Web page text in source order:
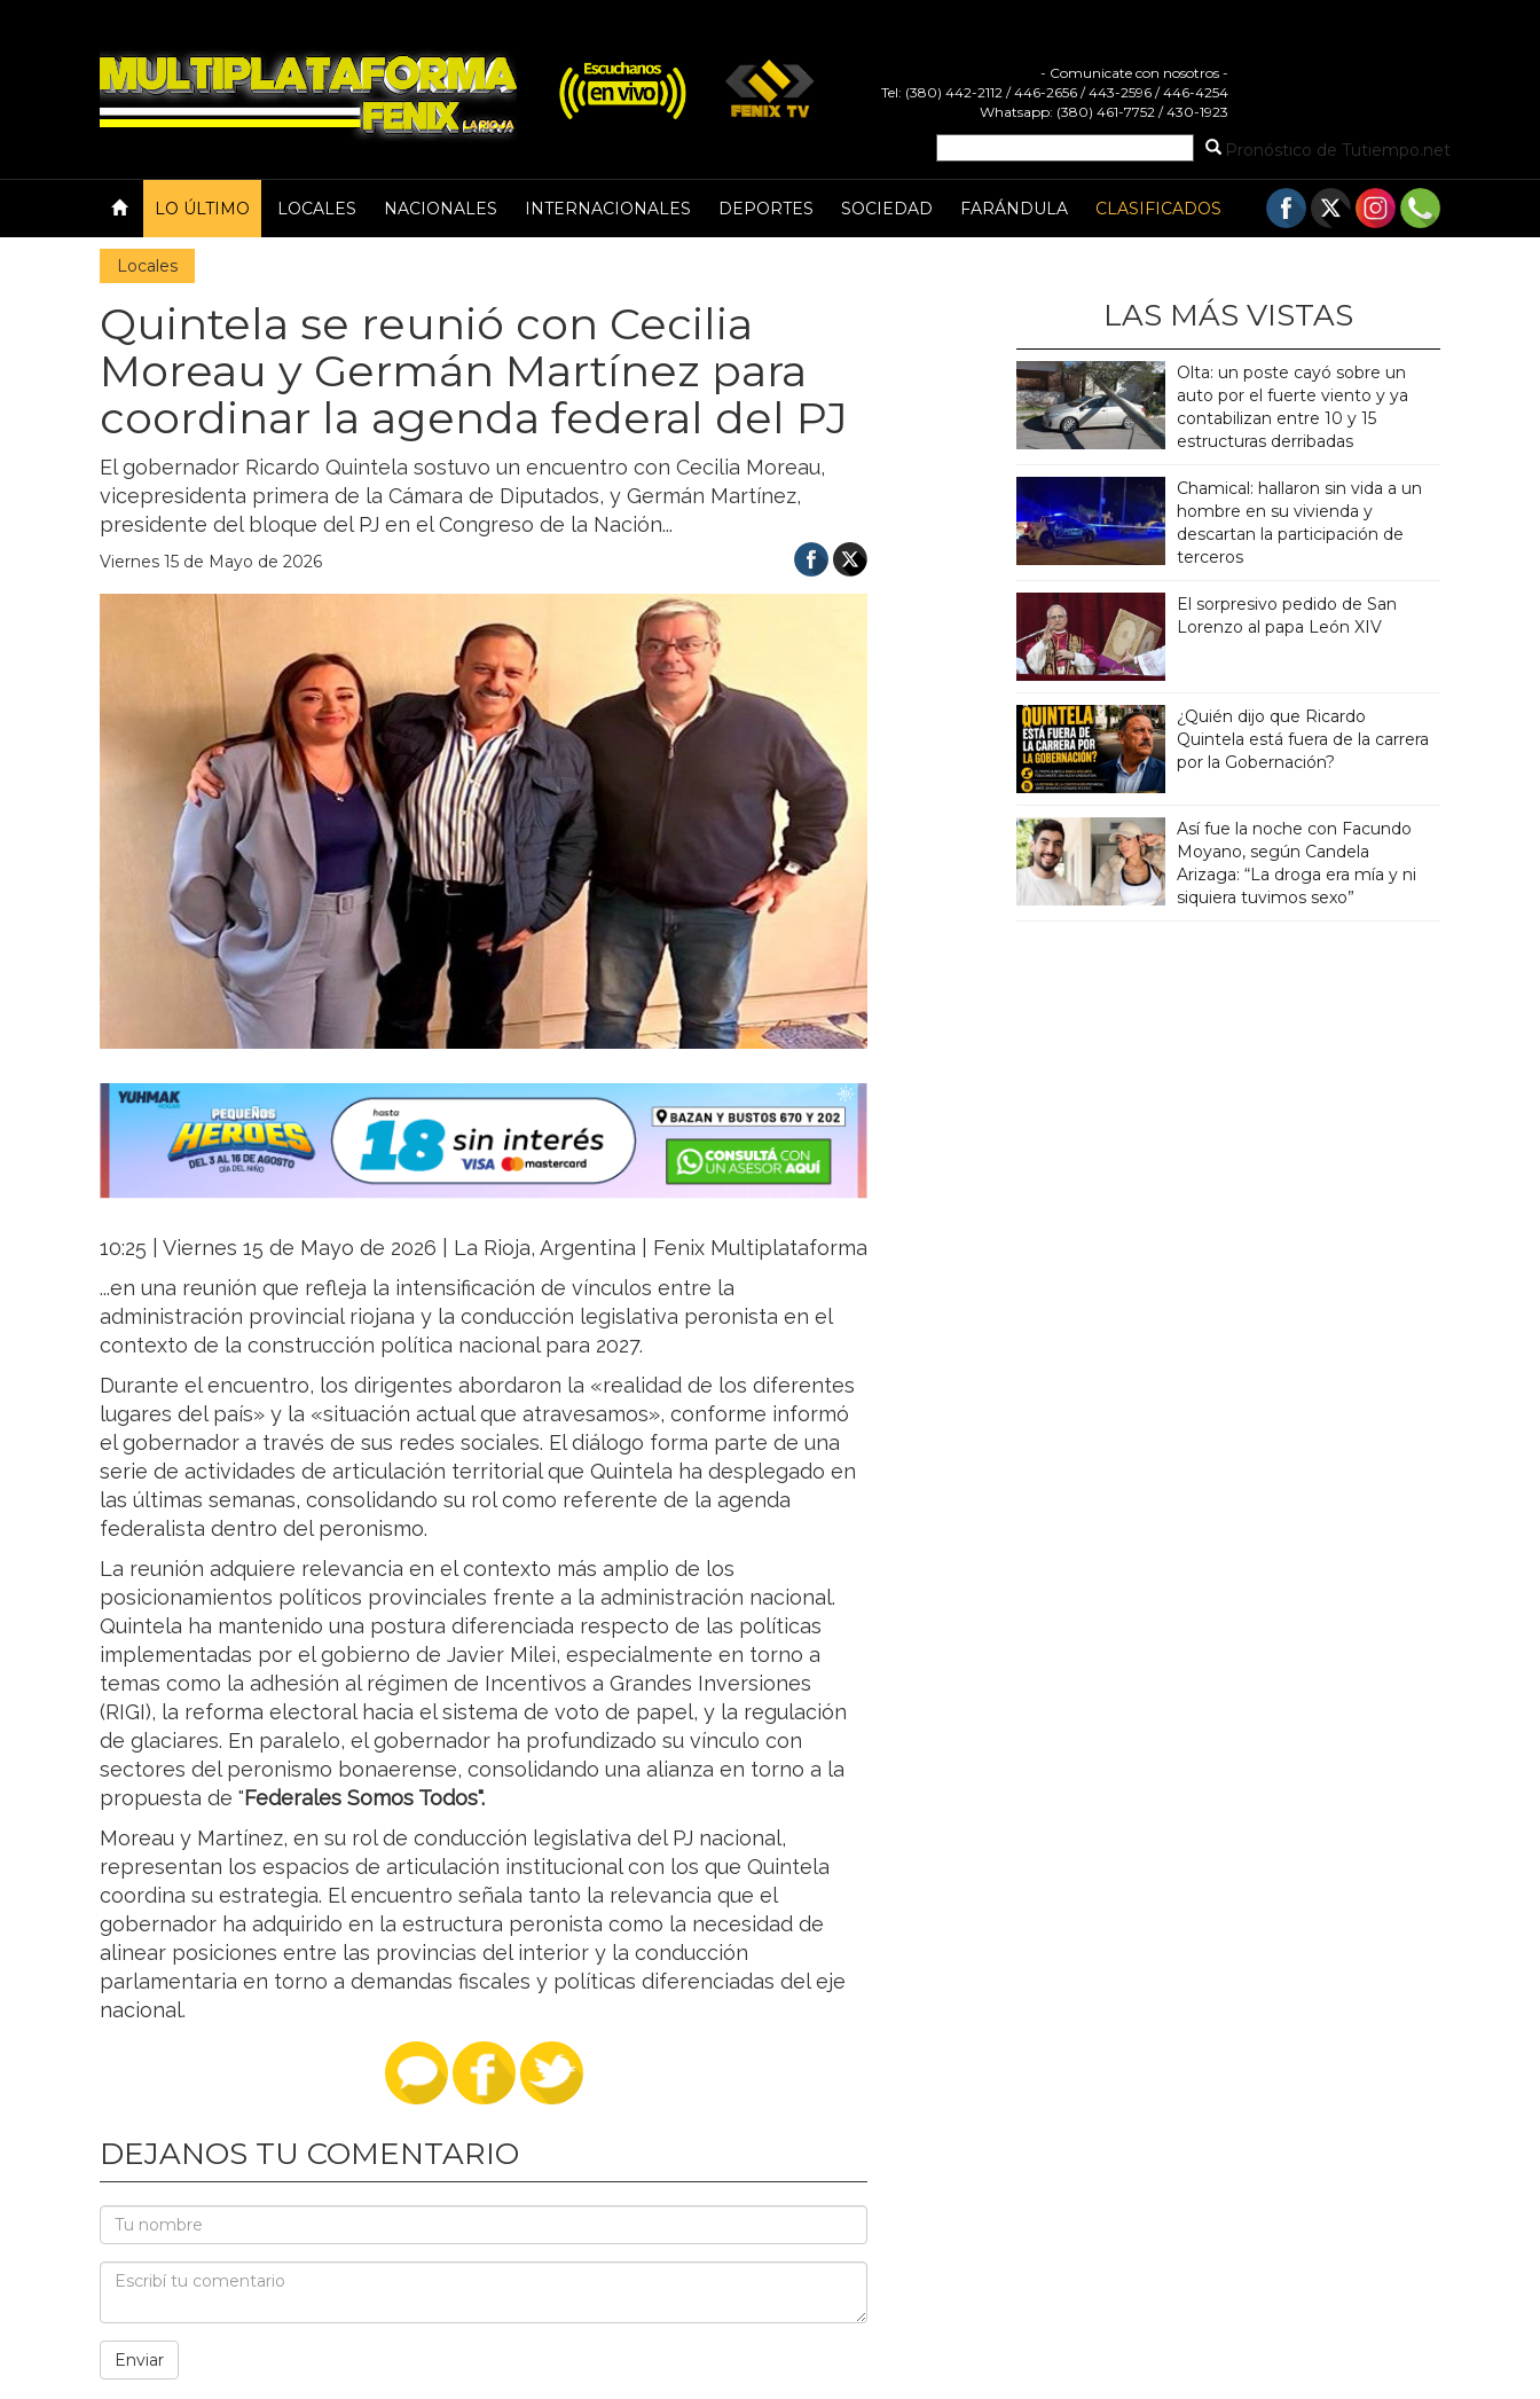
- Comunicate con nosotros -
Tel: (380) 442-2112 / 446-2656 / 443-2596 / 446-4254
Whatsapp: (380) 461-7752 / 430-1923
Pronóstico de Tutiempo.net
LO ÚLTIMO LOCALES NACIONALES INTERNACIONALES DEPORTES SOCIEDAD FARÁNDULA CLASIFICADOS
Locales
Quintela se reunió con Cecilia
Moreau y Germán Martínez para
coordinar la agenda federal del PJ
El gobernador Ricardo Quintela sostuvo un encuentro con Cecilia Moreau,
vicepresidenta primera de la Cámara de Diputados, y Germán Martínez,
presidente del bloque del PJ en el Congreso de la Nación...
Viernes 15 de Mayo de 2026
10:25 | Viernes 15 de Mayo de 2026 | La Rioja, Argentina | Fenix Multiplataforma
...en una reunión que refleja la intensificación de vínculos entre la
administración provincial riojana y la conducción legislativa peronista en el
contexto de la construcción política nacional para 2027.
Durante el encuentro, los dirigentes abordaron la «realidad de los diferentes
lugares del país» y la «situación actual que atravesamos», conforme informó
el gobernador a través de sus redes sociales. El diálogo forma parte de una
serie de actividades de articulación territorial que Quintela ha desplegado en
las últimas semanas, consolidando su rol como referente de la agenda
federalista dentro del peronismo.
La reunión adquiere relevancia en el contexto más amplio de los
posicionamientos políticos provinciales frente a la administración nacional.
Quintela ha mantenido una postura diferenciada respecto de las políticas
implementadas por el gobierno de Javier Milei, especialmente en torno a
temas como la adhesión al régimen de Incentivos a Grandes Inversiones
(RIGI), la reforma electoral hacia el sistema de voto de papel, y la regulación
de glaciares. En paralelo, el gobernador ha profundizado su vínculo con
sectores del peronismo bonaerense, consolidando una alianza en torno a la
propuesta de "Federales Somos Todos".
Moreau y Martínez, en su rol de conducción legislativa del PJ nacional,
representan los espacios de articulación institucional con los que Quintela
coordina su estrategia. El encuentro señala tanto la relevancia que el
gobernador ha adquirido en la estructura peronista como la necesidad de
alinear posiciones entre las provincias del interior y la conducción
parlamentaria en torno a demandas fiscales y políticas diferenciadas del eje
nacional.
DEJANOS TU COMENTARIO
LAS MÁS VISTAS
Olta: un poste cayó sobre un
auto por el fuerte viento y ya
contabilizan entre 10 y 15
estructuras derribadas
Chamical: hallaron sin vida a un
hombre en su vivienda y
descartan la participación de
terceros
El sorpresivo pedido de San
Lorenzo al papa León XIV
¿Quién dijo que Ricardo
Quintela está fuera de la carrera
por la Gobernación?
Así fue la noche con Facundo
Moyano, según Candela
Arizaga: “La droga era mía y ni
siquiera tuvimos sexo”